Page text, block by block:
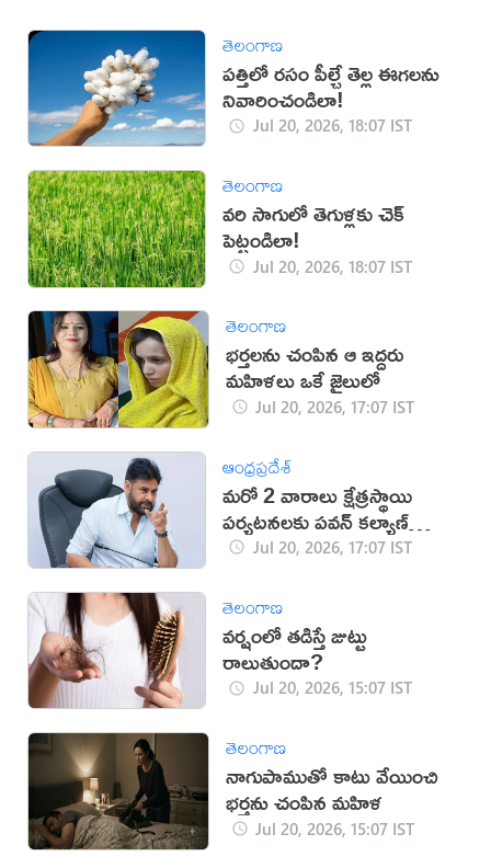
తెలంగాణ
పత్తిలో రసం పీల్చే తెల్ల ఈగలను
నివారించండిలా!
Jul 20, 2026, 18:07 IST
తెలంగాణ
వరి సాగులో తెగుళ్లకు చెక్
పెట్టండిలా!
Jul 20, 2026, 18:07 IST
తెలంగాణ
భర్తలను చంపిన ఆ ఇద్దరు
మహిళలు ఒకే జైలులో
Jul 20, 2026, 17:07 IST
ఆంధ్రప్రదేశ్
మరో 2 వారాలు క్షేత్రస్థాయి
పర్యటనలకు పవన్ కల్యాణ్
దూరంJul 20, 2026, 17:07 IST
తెలంగాణ
వర్షంలో తడిస్తే జుట్టు
రాలుతుందా?
Jul 20, 2026, 15:07 IST
తెలంగాణ
నాగుపాముతో కాటు వేయించి
భర్తను చంపిన మహిళ
Jul 20, 2026, 15:07 IST